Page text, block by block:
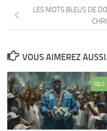
LES MOTS BLEUS DE
VOUS AIMEREZ
0